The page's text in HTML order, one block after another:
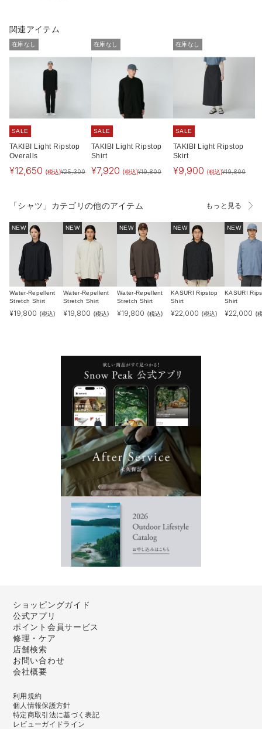
関連アイテム
在庫なし
SALE
TAKIBI Light Ripstop
Overalls
¥12,650 (税込)¥25,300
在庫なし
SALE
TAKIBI Light Ripstop
Shirt
¥7,920 (税込)¥19,800
在庫なし
SALE
TAKIBI Light Ripstop
Skirt
¥9,900 (税込)¥19,800
「シャツ」カテゴリの他のアイテム もっと見る
NEW
Water-Repellent
Stretch Shirt
¥19,800 (税込)
NEW
Water-Repellent
Stretch Shirt
¥19,800 (税込)
NEW
Water-Repellent
Stretch Shirt
¥19,800 (税込)
NEW
KASURI Ripstop
Shirt
¥22,000 (税込)
NEW
KASURI
Shirt
¥22,000 (
ショッピングガイド
公式アプリ
ポイント会員サービス
修理・ケア
店舗検索
お問い合わせ
会社概要
利用規約
個人情報保護方針
特定商取引法に基づく表記
レビューガイドライン